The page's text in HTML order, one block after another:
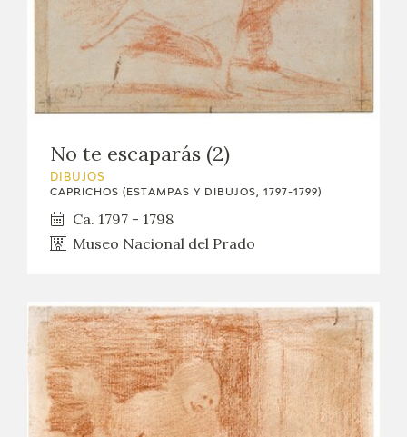
No te escaparás (2)
DIBUJOS
CAPRICHOS (ESTAMPAS Y DIBUJOS, 1797-1799)
Ca. 1797 - 1798
Museo Nacional del Prado